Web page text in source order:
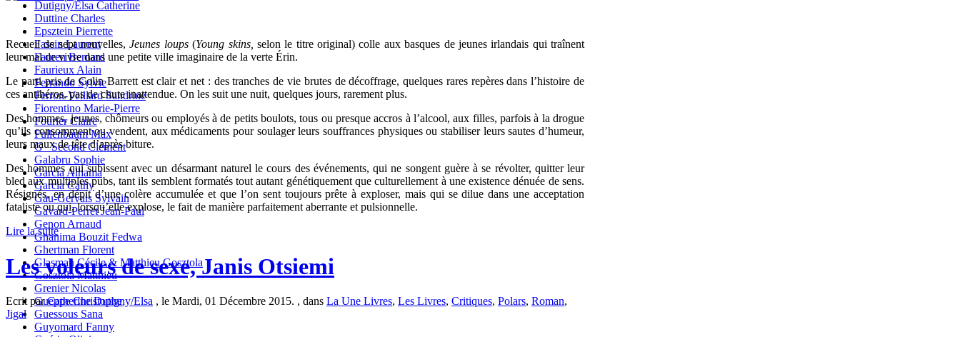
Dutigny/Elsa Catherine
Duttine Charles
Epsztein Pierrette
Fassin Laurent
Fauren Bernard
Faurieux Alain
Ferrando Sylvie
Ferron-Veillard Sandrine
Fiorentino Marie-Pierre
Fourier Claire
Fullenbaum Max
G_ Second Clément
Galabru Sophie
Garcia Alhama
Garcia Cathy
Gau-Gervais Sylvain
Gavard-Perret Jean-Paul
Genon Arnaud
Ghanima Bouzit Fedwa
Ghertman Florent
Glasman Cécile & Matthieu Gosztola
Gosztola Matthieu
Grenier Nicolas
Gueppe Christophe
Guessous Sana
Guyomard Fanny
Recueil de sept nouvelles,Jeunes loups(Young skins, selon le titre original) colle aux basques de jeunes irlandais qui traînent
leur mal de vivre dans une petite ville imaginaire de la verte Érin.
Le parti pris de Colin Barrett est clair et net : des tranches de vie brutes de décoffrage, quelques rares repères dans l’histoire de
ces antihéros, pas de chute inattendue. On les suit une nuit, quelques jours, rarement plus.
Des hommes, jeunes, chômeurs ou employés à de petits boulots, tous ou presque accros à l’alcool, aux filles, parfois à la drogue
qu’ils consomment ou vendent, aux médicaments pour soulager leurs souffrances physiques ou stabiliser leurs sautes d’humeur,
leurs maux de tête d’après biture.
Des hommes qui subissent avec un désarmant naturel le cours des événements, qui ne songent guère à se révolter, quitter leur
bled aux multiples pubs, tant ils semblent formatés tout autant génétiquement que culturellement à une existence dénuée de sens.
Résignés, en dépit d’une colère accumulée et que l’on sent toujours prête à exploser, mais qui se dilue dans une acceptation
fataliste ou qui, lorsqu’elle explose, le fait de manière parfaitement aberrante et pulsionnelle.
Lire la suite
Les voleurs de sexe, Janis Otsiemi
Ecrit parCatherine Dutigny/Elsa , le Mardi, 01 Décembre 2015. , dans La Une Livres, Les Livres, Critiques, Polars, Roman,
Jigal